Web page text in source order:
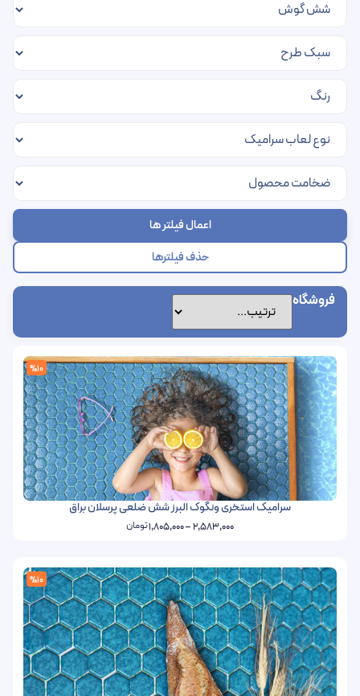
اعمال فیلتر ها
حذف فیلترها
فروشگاه
%10
سرامیک استخری ونگوک البرز شش ضلعی پرسلان براق
2,583,000
–
1,805,000تومان
%10